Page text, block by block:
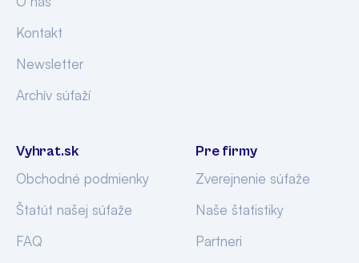
Kontakt
Newsletter
Archív súťaží
Vyhrat.sk
Obchodné podmienky
Štatút našej súťaže
FAQ
Pre firmy
Zverejnenie súťaže
Naše štatistiky
Partneri